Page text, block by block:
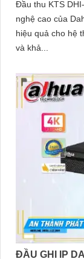
Đầu thu KTS
nghệ cao của
hiệu quả cho hệ thống
và khả...
ĐẦU GHI IP